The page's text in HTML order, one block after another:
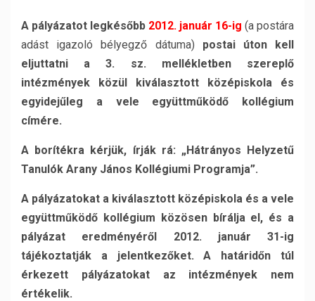
A pályázatot legkésőbb 2012. január 16-ig (a postára
adást igazoló bélyegző dátuma) postai úton kell
eljuttatni a 3. sz. mellékletben szereplő
intézmények közül kiválasztott középiskola és
egyidejűleg a vele együttműködő kollégium
címére.
A borítékra kérjük, írják rá: „Hátrányos Helyzetű
Tanulók Arany János Kollégiumi Programja”.
A pályázatokat a kiválasztott középiskola és a vele
együttműködő kollégium közösen bírálja el, és a
pályázat eredményéről 2012. január 31-ig
tájékoztatják a jelentkezőket. A határidőn túl
érkezett pályázatokat az intézmények nem
értékelik.